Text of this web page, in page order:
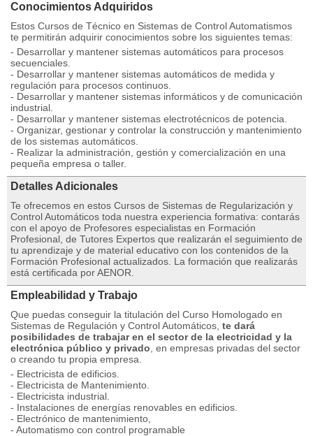
Conocimientos Adquiridos
Estos Cursos de Técnico en Sistemas de Control Automatismos
te permitirán adquirir conocimientos sobre los siguientes temas:
- Desarrollar y mantener sistemas automáticos para procesos
secuenciales.
- Desarrollar y mantener sistemas automáticos de medida y
regulación para procesos continuos.
- Desarrollar y mantener sistemas informáticos y de comunicación
industrial.
- Desarrollar y mantener sistemas electrotécnicos de potencia.
- Organizar, gestionar y controlar la construcción y mantenimiento
de los sistemas automáticos.
- Realizar la administración, gestión y comercialización en una
pequeña empresa o taller.
Detalles Adicionales
Te ofrecemos en estos Cursos de Sistemas de Regularización y
Control Automáticos toda nuestra experiencia formativa: contarás
con el apoyo de Profesores especialistas en Formación
Profesional, de Tutores Expertos que realizarán el seguimiento de
tu aprendizaje y de material educativo con los contenidos de la
Formación Profesional actualizados. La formación que realizarás
está certificada por AENOR.
Empleabilidad y Trabajo
Que puedas conseguir la titulación del Curso Homologado en
Sistemas de Regulación y Control Automáticos, te dará
posibilidades de trabajar en el sector de la electricidad y la
electrónica público y privado , en empresas privadas del sector
o creando tu propia empresa.
- Electricista de edificios.
- Electricista de Mantenimiento.
- Electricista industrial.
- Instalaciones de energías renovables en edificios.
- Electrónico de mantenimiento,
- Automatismo con control programable